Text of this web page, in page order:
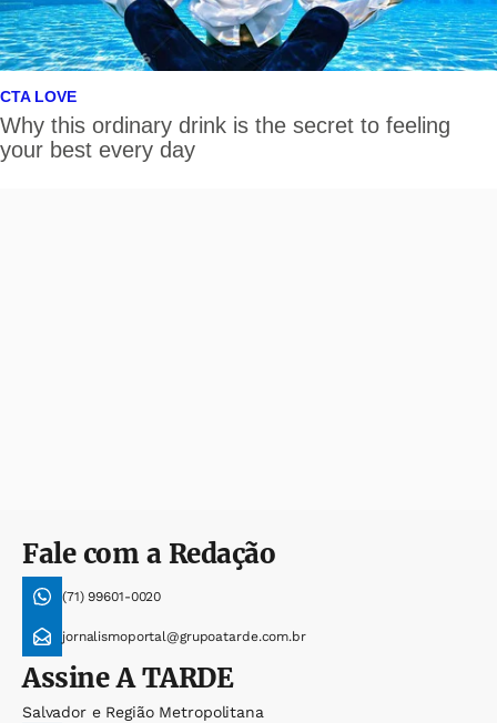
Fale com a Redação
(71) 99601-0020
jornalismoportal@grupoatarde.com.br
AssineA TARDE
Salvador e Região Metropolitana